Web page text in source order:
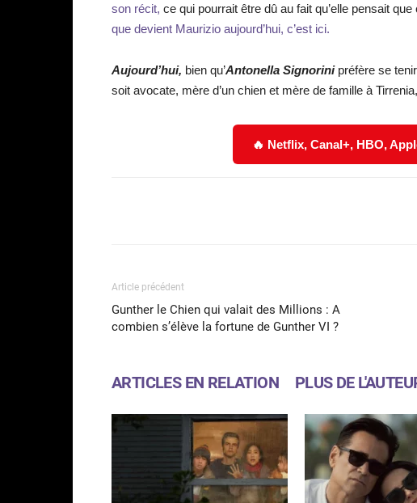
son récit, ce qui pourrait être dû au fait qu’elle pensait que
que devient Maurizio aujourd’hui, c’est ici.
Aujourd’hui, bien qu’Antonella Signorinipréfère se tenir
soit avocate, mère d’un chien et mère de famille à
🔥 Netflix, Canal+, HBO,
Article précédent
Gunther le Chien qui valait des Millions : A
combien s’élève la fortune de Gunther VI ?
ARTICLES EN RELATION PLUS DE